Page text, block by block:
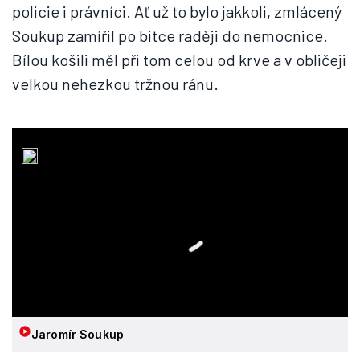
policie i právníci. Ať už to bylo jakkoli, zmlácený
Soukup zamířil po bitce raději do nemocnice.
Bílou košili měl při tom celou od krve a v obličeji
velkou nehezkou tržnou ránu.
Jaromír Soukup